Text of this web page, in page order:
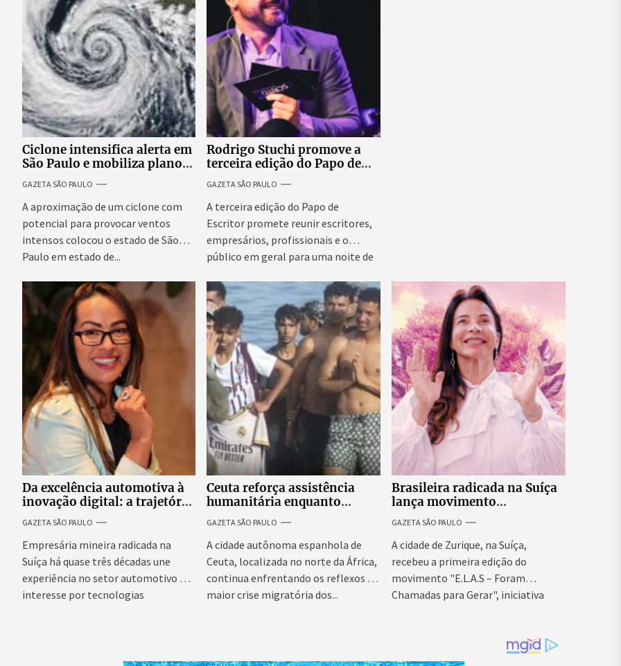
Ciclone intensifica alerta em
São Paulo e mobiliza plano
emergencial para evitar
impactos no fornecimento
de energia
GAZETA SÃO PAULO
A aproximação de um ciclone com
potencial para provocar ventos
intensos colocou o estado de São
Paulo em estado de...
Rodrigo Stuchi promove a
terceira edição do Papo de
Escritor, podcast ao vivo que
reúne especialistas para
discutir saúde mental e
prosperidade.
GAZETA SÃO PAULO
A terceira edição do Papo de
Escritor promete reunir escritores,
empresários, profissionais e o
público em geral para uma noite de
Da excelência automotiva à
inovação digital: a trajetória
internacional da empresária
Adriene Silva
GAZETA SÃO PAULO
Empresária mineira radicada na
Suíça há quase três décadas une
experiência no setor automotivo e
interesse por tecnologias
Ceuta reforça assistência
humanitária enquanto
Espanha busca evitar nova
onda migratória
GAZETA SÃO PAULO
A cidade autônoma espanhola de
Ceuta, localizada no norte da África,
continua enfrentando os reflexos da
maior crise migratória dos...
Brasileira radicada na Suíça
lança movimento
internacional voltado ao
fortalecimento da identidade
feminina
GAZETA SÃO PAULO
A cidade de Zurique, na Suíça,
recebeu a primeira edição do
movimento "E.L.A.S – Foram
Chamadas para Gerar", iniciativa